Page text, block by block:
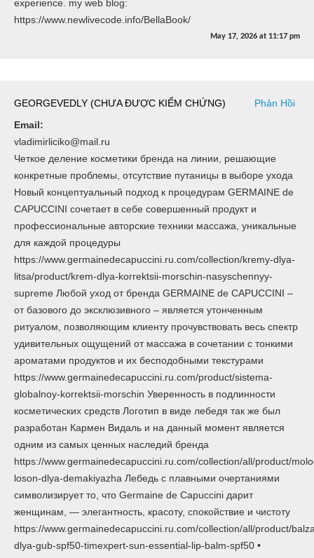
experience. my web blog:
https://www.newlivecode.info/BellaBook/
May 17, 2026 at 11:17 pm
GEORGEVEDLY (CHƯA ĐƯỢC KIỂM CHỨNG)
Phản Hồi
Email:
vladimirliciko@mail.ru
Четкое деление косметики бренда на линии, решающие
конкретные проблемы, отсутствие путаницы в выборе ухода
Новый концептуальный подход к процедурам GERMAINE de
CAPUCCINI сочетает в себе совершенный продукт и
профессиональные авторские техники массажа, уникальные
для каждой процедуры
https://www.germainedecapuccini.ru.com/collection/kremy-dlya-
litsa/product/krem-dlya-korrektsii-morschin-nasyschennyy-
supreme Любой уход от бренда GERMAINE de CAPUCCINI –
от базового до эксклюзивного – является утонченным
ритуалом, позволяющим клиенту прочувствовать весь спектр
удивительных ощущений от массажа в сочетании с тонкими
ароматами продуктов и их бесподобными текстурами
https://www.germainedecapuccini.ru.com/product/sistema-
globalnoy-korrektsii-morschin Уверенность в подлинности
косметических средств Логотип в виде лебедя так же был
разработан Кармен Видаль и на данный момент является
одним из самых ценных наследий бренда
https://www.germainedecapuccini.ru.com/collection/all/product/
loson-dlya-demakiyazha Лебедь с плавными очертаниями
символизирует то, что Germaine de Capuccini дарит
женщинам, — элегантность, красоту, спокойствие и чистоту
https://www.germainedecapuccini.ru.com/collection/all/product/
dlya-gub-spf50-timexpert-sun-essential-lip-balm-spf50 •